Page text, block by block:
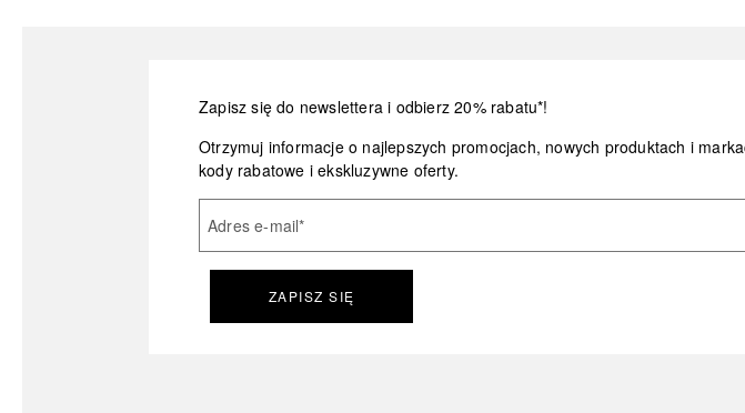
Zapisz się do newslettera i odbierz 20% rabatu*!
Otrzymuj informacje o najlepszych promocjach, nowych produktach i
kody rabatowe i ekskluzywne oferty.
Adres e-mail*
ZAPISZ SIĘ